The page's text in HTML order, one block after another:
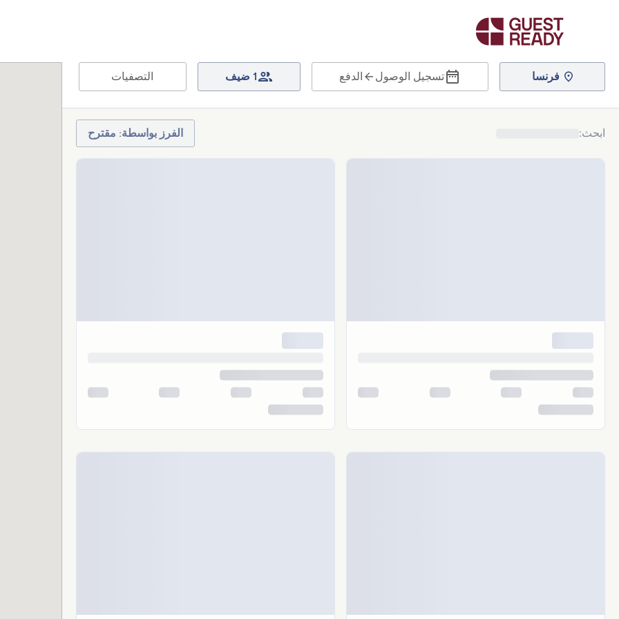
فرنسا تسجيل الوصول الدفع 1 ضيف التصفيات
ابحث: الفرز بواسطة: مقترح